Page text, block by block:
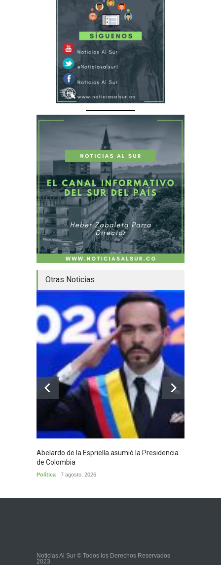
Otras Noticias
Abelardo de la Espriella asumió la Presidencia
de Colombia
Política 7 agosto, 2026
Noticias Al Sur © Todos los Derechos Reservados
2023